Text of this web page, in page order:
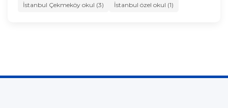
İstanbul Çekmeköy okul (3)
İstanbul özel okul (1)